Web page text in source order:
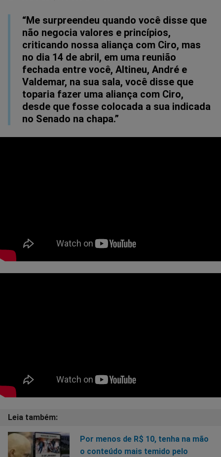
“Me surpreendeu quando você disse que
não negocia valores e princípios,
criticando nossa aliança com Ciro, mas
no dia 14 de abril, em uma reunião
fechada entre você, Altineu, André e
Valdemar, na sua sala, você disse que
toparia fazer uma aliança com Ciro,
desde que fosse colocada a sua indicada
no Senado na chapa.”
Por menos de R$ 10, tenha na mão
o conteúdo mais temido pelo